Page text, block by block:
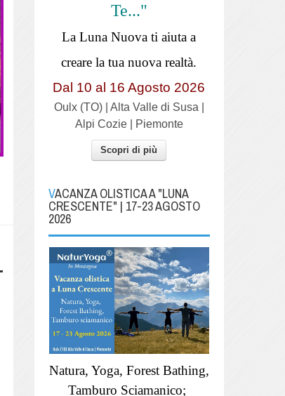
Te..."
La Luna Nuova ti aiuta a
creare la tua nuova realtà.
Dal 10 al 16 Agosto 2026
Oulx (TO) | Alta Valle di Susa |
Alpi Cozie | Piemonte
Scopri di più
VACANZA OLISTICA A "LUNA
CRESCENTE" | 17-23 AGOSTO
2026
Natura, Yoga, Forest Bathing,
Tamburo Sciamanico;